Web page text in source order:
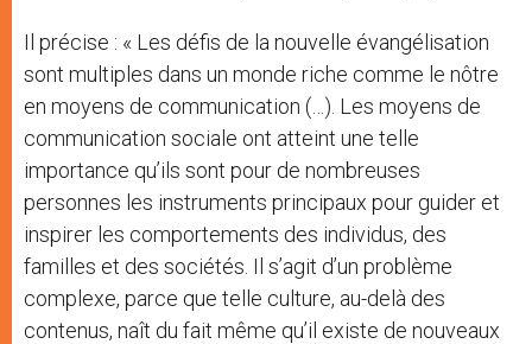
Il précise : « Les défis de la nouvelle évangélisation
sont multiples dans un monde riche comme le nôtre
en moyens de communication (…). Les moyens de
communication sociale ont atteint une telle
importance qu’ils sont pour de nombreuses
personnes les instruments principaux pour guider et
inspirer les comportements des individus, des
familles et des sociétés. Il s’agit d’un problème
complexe, parce que telle culture, au-delà des
contenus, naît du fait même qu’il existe de nouveaux